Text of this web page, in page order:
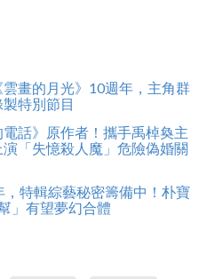
畫的月光》10週年，主角群
特別節目
話》原作者！攜手禹棹奐主
「失憶殺人魔」危險偽婚關
，特輯綜藝秘密籌備中！朴寶
」有望夢幻合體